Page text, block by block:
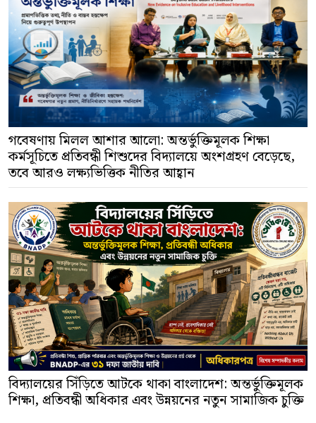
গবেষণায় মিলল আশার আলো: অন্তর্ভুক্তিমূলক শিক্ষা
কর্মসূচিতে প্রতিবন্ধী শিশুদের বিদ্যালয়ে অংশগ্রহণ বেড়েছে,
তবে আরও লক্ষ্যভিত্তিক নীতির আহ্বান
বিদ্যালয়ের সিঁড়িতে আটকে থাকা বাংলাদেশ: অন্তর্ভুক্তিমূলক
শিক্ষা, প্রতিবন্ধী অধিকার এবং উন্নয়নের নতুন সামাজিক চুক্তি